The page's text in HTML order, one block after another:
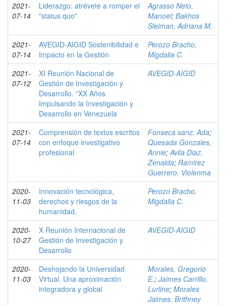
2021-
07-14
Liderazgo: atrévete a romper el
"status quo"
Agrasso Neto,
Manoel; Bakhos
Sleiman, Adriana M.
2021-
07-14
AVEGID-AIGID Sostenibilidad e
Impacto en la Gestión
Perozo Bracho,
Migdalia C.
2021-
07-12
XI Reunión Nacional de
Gestión de Investigación y
Desarrollo. “XX Años
Impulsando la Investigación y
Desarrollo en Venezuela
AVEGID-AIGID
2021-
07-14
Comprensión de textos escritos
con enfoque investigativo
profesional
Fonseca sanz, Ada;
Quesada Gonzales,
Annie;Avila Diaz,
Zenaida; Ramirez
Guerrero, Violenma
2020-
11-03
Innovación tecnológica,
derechos y riesgos de la
humanidad.
Perozo Bracho,
Migdalia C.
2020-
10-27
X Reunión Internacional de
Gestión de Investigación y
Desarrollo
AVEGID-AIGID
2020-
11-03
Deshojando la Universidad
Virtual. Una aproximación
integradora y global
Morales, Gregorio
E.; Jaimes Carrillo,
Lurline; Morales
Jaimes, Brithney